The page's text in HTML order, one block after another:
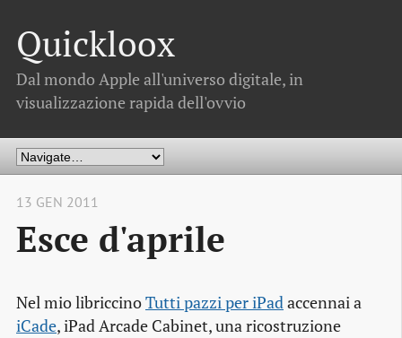
Quickloox
Dal mondo Apple all'universo digitale, in
visualizzazione rapida dell'ovvio
13 GEN 2011
Esce d'aprile
Nel mio libriccinoTutti pazzi per iPadaccennai a
iCade, iPad Arcade Cabinet, una ricostruzione